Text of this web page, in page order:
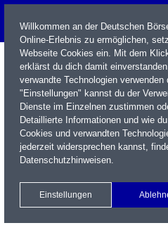
Name / WKN / ISIN / Kürzel
Xetra Realtime
Watchlist
Willkommen an der Deutschen
Online-Erlebnis zu ermöglichen,
Webseite Cookies ein. Mit dem
erklärst du dich damit
verwandte Technologien
"Einstellungen" kannst du der
Dienste im Einzelnen zustimmen
Detaillierte Informationen und wie
Cookies und verwandten
jederzeit widersprechen kannst,
Datenschutzhinweisen.
Einstellungen